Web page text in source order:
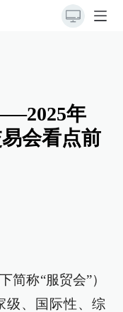
年
会看点前
简称“服贸会”）
级、国际性、综